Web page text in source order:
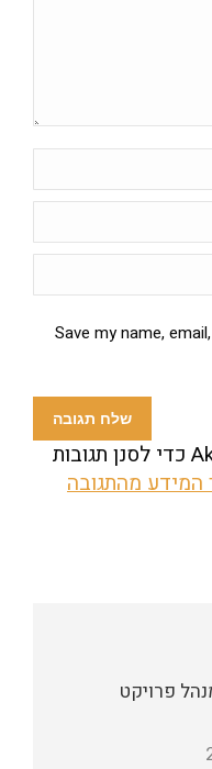
Save my name,
שלח תגובה
אתר זו עושה שימוש ב-Akismet כדי לסנן תגובות
המידע מהתגובה
פרויקט